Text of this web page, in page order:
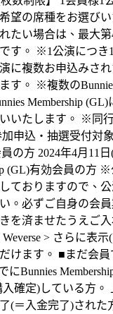
望の席種をお選び
たい場合は、最大
す。 ※1公演につき
に複数お申込みさ
す。 ※複数の
Membership
いたします。 ※同
申込・抽選受付対
の方 2024年4月11
(GL)有効会員の方
ておりますので、
。必ずご自身の会
を済ませたうえご
Weverse > さらに表
けます。 ■まだ会員
にBunnies
確定)している方。
(＝入金完了)された